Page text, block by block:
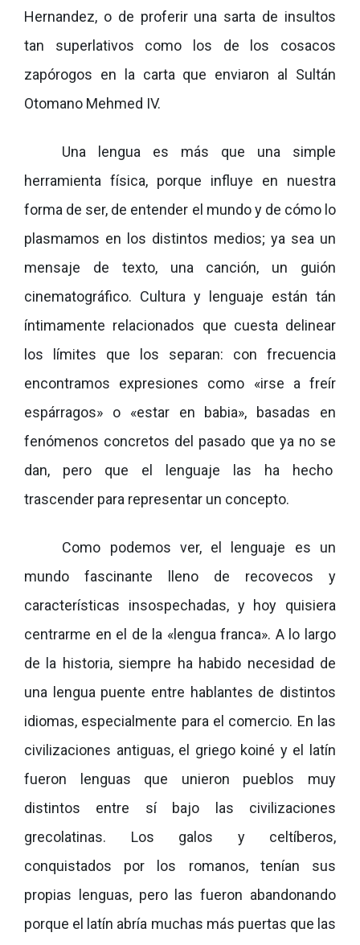
Hernandez, o de proferir una sarta de insultos
tan superlativos como los de los cosacos
zapórogos en la carta que enviaron al Sultán
Otomano Mehmed IV.
Una lengua es más que una simple
herramienta física, porque influye en nuestra
forma de ser, de entender el mundo y de cómo lo
plasmamos en los distintos medios; ya sea un
mensaje de texto, una canción, un guión
cinematográfico. Cultura y lenguaje están tán
íntimamente relacionados que cuesta delinear
los límites que los separan: con frecuencia
encontramos expresiones como «irse a freír
espárragos» o «estar en babia», basadas en
fenómenos concretos del pasado que ya no se
dan, pero que el lenguaje las ha hecho
trascender para representar un concepto.
Como podemos ver, el lenguaje es un
mundo fascinante lleno de recovecos y
características insospechadas, y hoy quisiera
centrarme en el de la «lengua franca». A lo largo
de la historia, siempre ha habido necesidad de
una lengua puente entre hablantes de distintos
idiomas, especialmente para el comercio. En las
civilizaciones antiguas, el griego koiné y el latín
fueron lenguas que unieron pueblos muy
distintos entre sí bajo las civilizaciones
grecolatinas. Los galos y celtíberos,
conquistados por los romanos, tenían sus
propias lenguas, pero las fueron abandonando
porque el latín abría muchas más puertas que las